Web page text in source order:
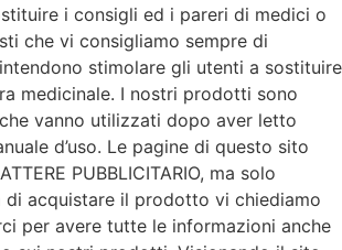
i consigli ed i pareri di medici o
che vi consigliamo sempre di
stimolare gli utenti a sostituire
medicinale. I nostri prodotti sono
vanno utilizzati dopo aver letto
d’uso. Le pagine di questo sito
PUBBLICITARIO, ma solo
di acquistare il prodotto vi chiediamo
per avere tutte le informazioni anche